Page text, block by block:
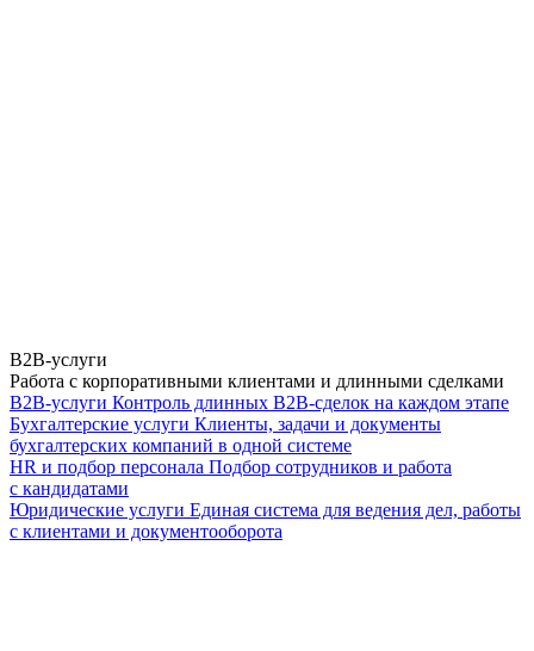
B2B-услуги
Работа с корпоративными клиентами и длинными сделками
B2B-услуги Контроль длинных B2B-сделок на каждом этапе
Бухгалтерские услуги Клиенты, задачи и документы
бухгалтерских компаний в одной системе
HR и подбор персонала Подбор сотрудников и работа
с кандидатами
Юридические услуги Единая система для ведения дел, работы
с клиентами и документооборота